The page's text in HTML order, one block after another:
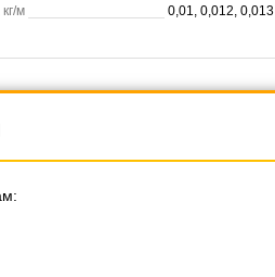
м
0,01, 0,012, 0,013